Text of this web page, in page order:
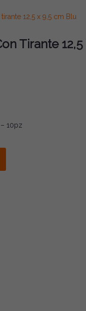
12,5 x 9,5 cm Blu
Tirante
10pz